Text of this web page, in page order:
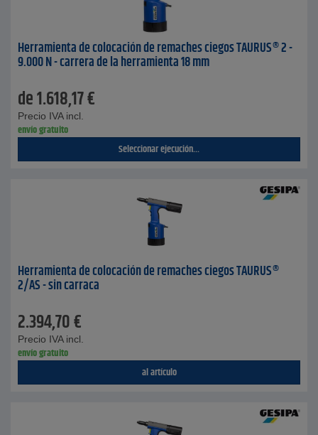
Herramienta de colocación de remaches ciegos TAURUS® 2 -
9.000 N - carrera de la herramienta 18 mm
de1.618,17€
Precio IVA incl.
envío gratuito
Seleccionar ejecución...
Herramienta de colocación de remaches ciegos TAURUS®
2/AS - sin carraca
2.394,70€
Precio IVA incl.
envío gratuito
al artículo